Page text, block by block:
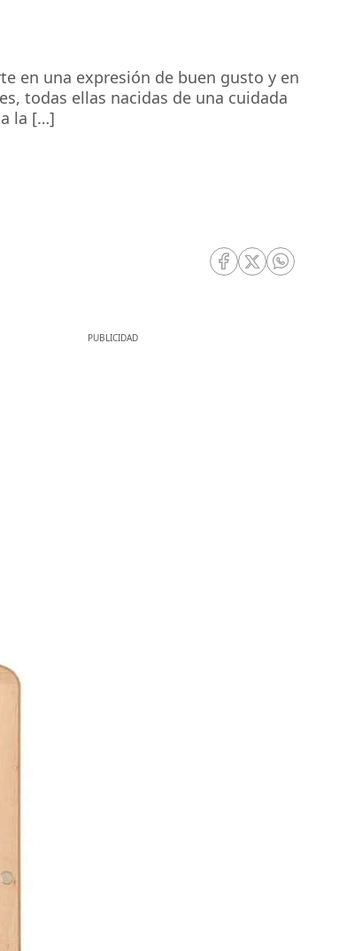
en una expresión de buen gusto y en
todas ellas nacidas de una cuidada
la […]
RRSS Facebook
RRSS Twitter
RRSS